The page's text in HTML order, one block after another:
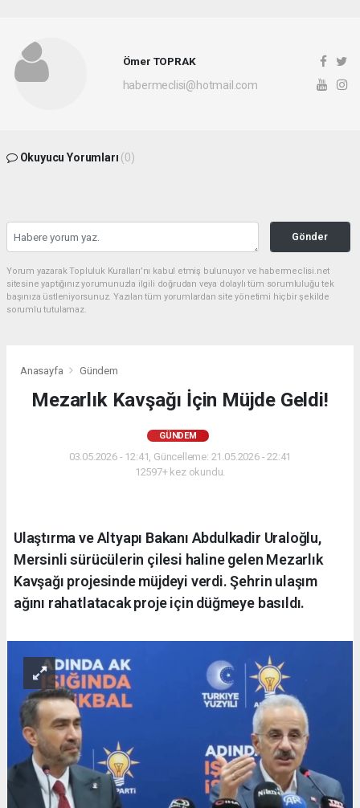
Ömer TOPRAK
habermeclisi@hotmail.com
Okuyucu Yorumları (0)
Gönder
Yorum yazarak Topluluk Kuralları’nı kabul etmiş bulunuyor ve habermeclisi.net
sitesine yaptığınız yorumunuzla ilgili doğrudan veya dolaylı tüm sorumluluğu tek
başınıza üstleniyorsunuz. Yazılan tüm yorumlardan site yönetimi hiçbir şekilde
sorumlu tutulamaz.
Anasayfa Gündem
Mezarlık Kavşağı İçin Müjde Geldi!
GÜNDEM
03.05.2026 - 12:41, Güncelleme: 21.05.2026 - 22:41
12597+ kez okundu.
Ulaştırma ve Altyapı Bakanı Abdulkadir Uraloğlu,
Mersinli sürücülerin çilesi haline gelen Mezarlık
Kavşağı projesinde müjdeyi verdi. Şehrin ulaşım
ağını rahatlatacak proje için düğmeye basıldı.